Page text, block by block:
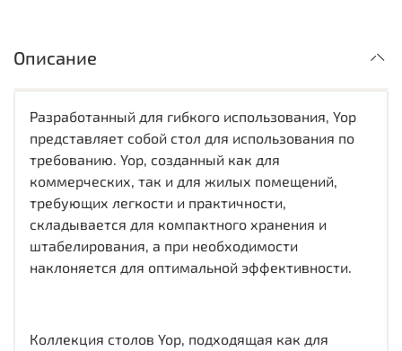
Описание
Разработанный для гибкого использования, Yop
представляет собой стол для использования по
требованию. Yop, созданный как для
коммерческих, так и для жилых помещений,
требующих легкости и практичности,
складывается для компактного хранения и
штабелирования, а при необходимости
наклоняется для оптимальной эффективности.
Коллекция столов Yop, подходящая как для